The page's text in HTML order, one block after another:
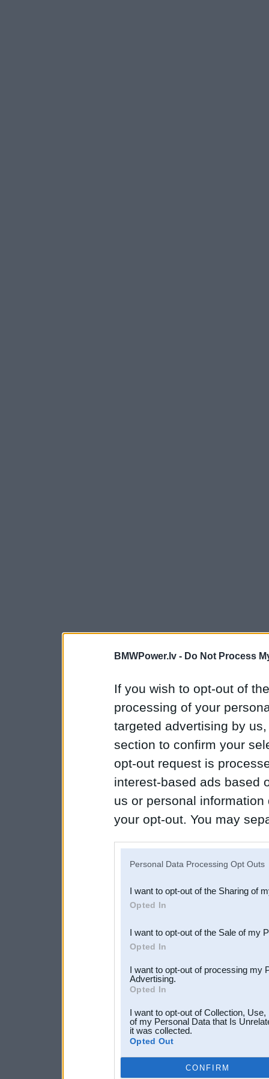
BMWPower.lv - Do Not Process
If you wish to opt-out of
processing of your
targeted advertising by
section to confirm your
opt-out request is
interest-based ads based
us or personal
your opt-out. You may
Downstream Participants
third parties.
Personal Data Processing Opt Outs
I want to opt-out of the Sharing of
Opted In
I want to opt-out of the Sale of my
Opted In
I want to opt-out of processing my
Advertising.
Opted In
I want to opt-out of Collection,
of my Personal Data that Is
it was collected.
Opted Out
CONFIRM